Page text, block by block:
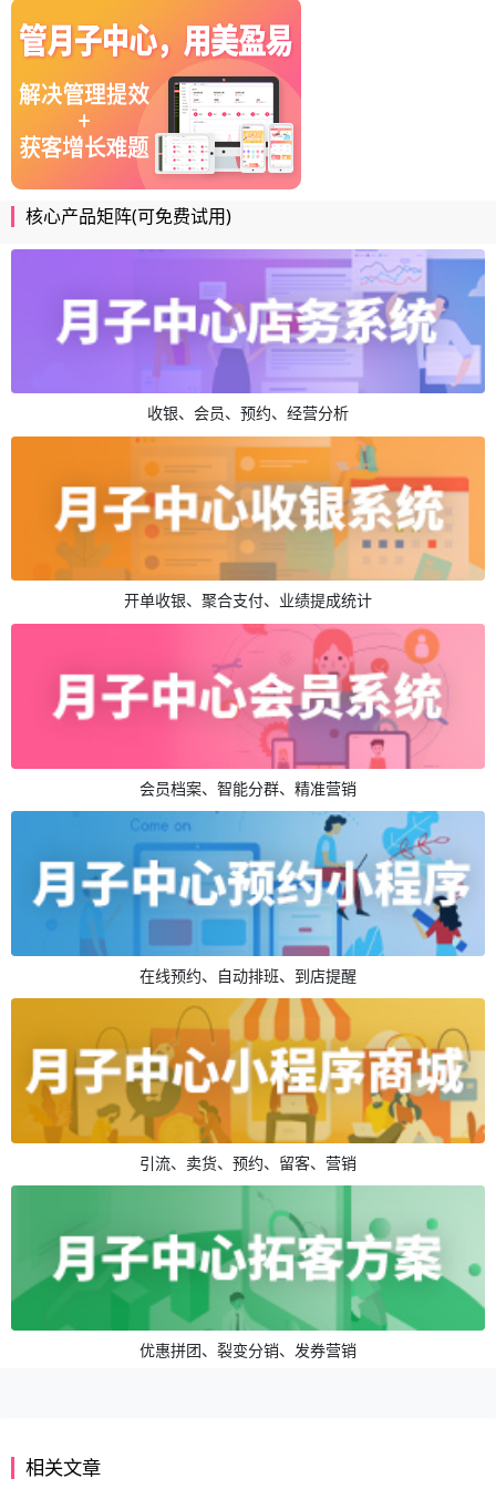
核心产品矩阵(可免费试用)
收银、会员、预约、经营分析
开单收银、聚合支付、业绩提成统计
会员档案、智能分群、精准营销
在线预约、自动排班、到店提醒
引流、卖货、预约、留客、营销
优惠拼团、裂变分销、发券营销
相关文章